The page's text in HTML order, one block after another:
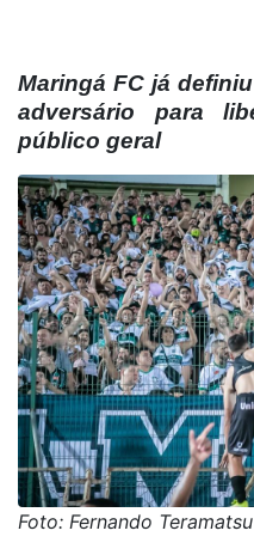
Maringá FC já
adversário para
público geral
Foto: Fernando